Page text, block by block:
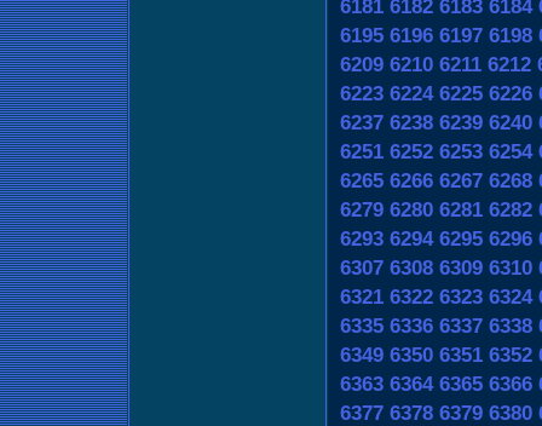
6181 6182 6183 6184
6195 6196 6197 6198
6209 6210 6211 6212
6223 6224 6225 6226
6237 6238 6239 6240
6251 6252 6253 6254
6265 6266 6267 6268
6279 6280 6281 6282
6293 6294 6295 6296
6307 6308 6309 6310
6321 6322 6323 6324
6335 6336 6337 6338
6349 6350 6351 6352
6363 6364 6365 6366
6377 6378 6379 6380